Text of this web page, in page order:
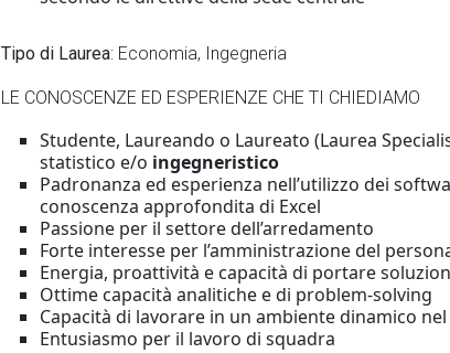
Tipo di Laurea: Economia, Ingegneria
LE CONOSCENZE ED ESPERIENZE CHE TI CHIEDIAMO
Studente, Laureando o Laureato (Laurea
statistico e/o ingegneristico
Padronanza ed esperienza nell’utilizzo dei
conoscenza approfondita di Excel
Passione per il settore dell’arredamento
Forte interesse per l’amministrazione del
Energia, proattività e capacità di portare
Ottime capacità analitiche e di problem-solving
Capacità di lavorare in un ambiente dinamico
Entusiasmo per il lavoro di squadra